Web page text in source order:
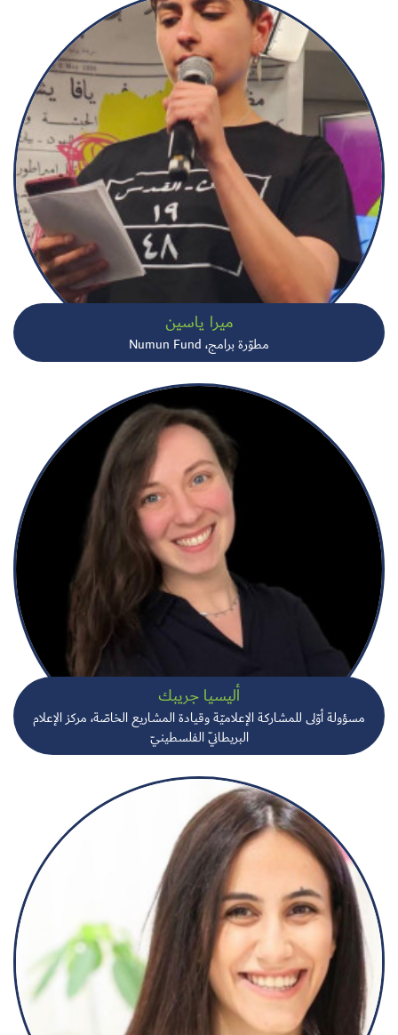
ميرا ياسين
مطوّرة برامج، Numun Fund
أليسيا جريبك
مسؤولة أوّلى للمشاركة الإعلاميّة وقيادة المشاريع الخاصّة، مركز الإعلام
البريطانيّ الفلسطينيّ